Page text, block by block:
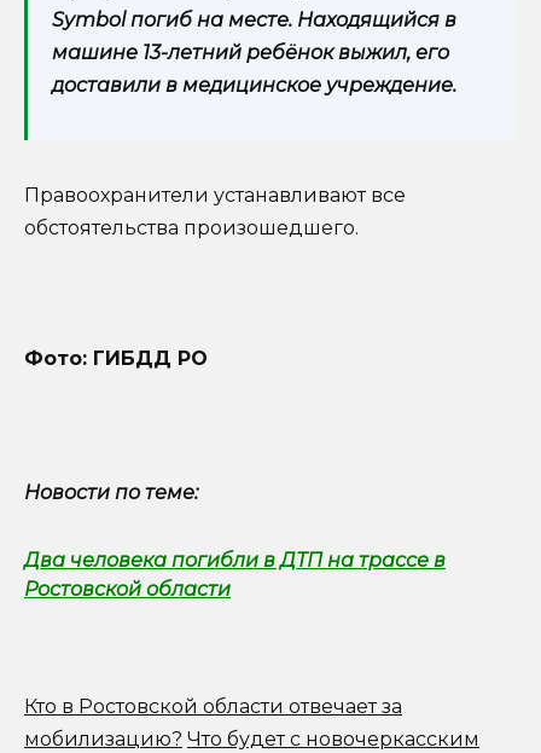
Symbol погиб на месте. Находящийся в
машине 13-летний ребёнок выжил, его
доставили в медицинское учреждение.
Правоохранители устанавливают все
обстоятельства произошедшего.
Фото: ГИБДД РО
Новости по теме:
Два человека погибли в ДТП на трассе в
Ростовской области
Кто в Ростовской области отвечает за
мобилизацию? Что будет с новочеркасским